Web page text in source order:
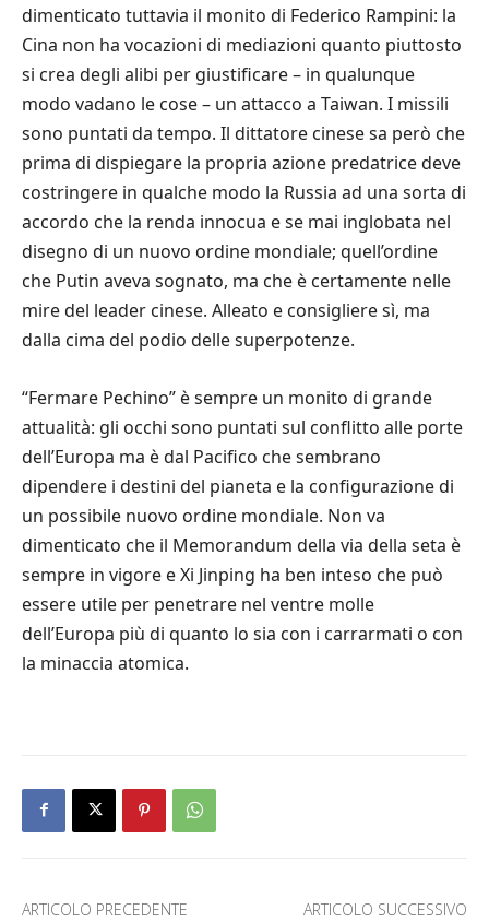
dimenticato tuttavia il monito di Federico Rampini: la
Cina non ha vocazioni di mediazioni quanto piuttosto
si crea degli alibi per giustificare – in qualunque
modo vadano le cose – un attacco a Taiwan. I missili
sono puntati da tempo. Il dittatore cinese sa però che
prima di dispiegare la propria azione predatrice deve
costringere in qualche modo la Russia ad una sorta di
accordo che la renda innocua e se mai inglobata nel
disegno di un nuovo ordine mondiale; quell’ordine
che Putin aveva sognato, ma che è certamente nelle
mire del leader cinese. Alleato e consigliere sì, ma
dalla cima del podio delle superpotenze.
“Fermare Pechino” è sempre un monito di grande
attualità: gli occhi sono puntati sul conflitto alle porte
dell’Europa ma è dal Pacifico che sembrano
dipendere i destini del pianeta e la configurazione di
un possibile nuovo ordine mondiale. Non va
dimenticato che il Memorandum della via della seta è
sempre in vigore e Xi Jinping ha ben inteso che può
essere utile per penetrare nel ventre molle
dell’Europa più di quanto lo sia con i carrarmati o con
la minaccia atomica.
ARTICOLO PRECEDENTE ARTICOLO SUCCESSIVO